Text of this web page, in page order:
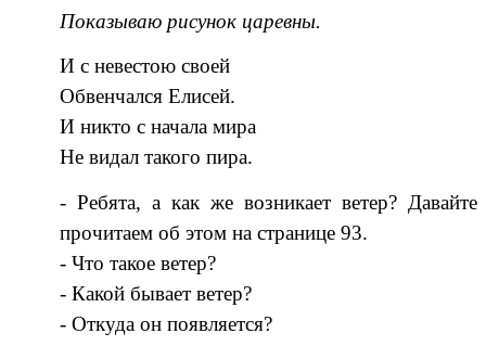
Показываю рисунок царевны.
И с невестою своей
Обвенчался Елисей.
И никто с начала мира
Не видал такого пира.
- Ребята, а как же возникает ветер? Давайте
прочитаем об этом на странице 93.
- Что такое ветер?
- Какой бывает ветер?
- Откуда он появляется?